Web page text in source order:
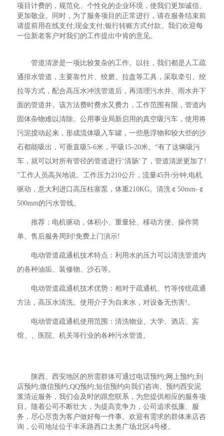
项目计费的，规范化、个性化的企业环境，使我们更加诚信、
更加敬业。同时，为了服务项目的正常进行，请在服务结束前
请提前用在线支付;现金支付;银行转账方式付款。我们欢迎每
一位新老客户对我们的工作提出中肯的意见。
管道清淤是一项比较复杂的工作。以往，我们都是人工疏
通排水管道，主要靠竹片、绞磨、拉盘等工具，采取牵引、绞
拉等方式，配合高压水冲洗管道后，再清理污水井、雨水井下
面的管道井。该方法费时费水又费力，工作范围有限，管道内
固体杂物难以清除。公用事业局新启用的真空吸污车，使用将
污泥搅动起来，形成流体吸入车罐，一些悬浮物和较大些的沙
石都能吸出，可垂直吸5-6米，平吸15-20米。“有了这辆吸污
车，就可以对所有管径的管道进行‘清肠’了，管道清淤更加了!
”工作人员高兴地说。工作压力210公斤，流量45升/分钟;电机
驱动，意大利进口高压柱塞泵，体重210KG。清洗￠50mm-￠
500mm的污水管线。
推荐：电机驱动，体积小、重量轻、移动方便、操作简
单、售后服务周到!免费上门演示!
电动管道疏通机技术特点：利用水的压力可以清洗管道内
的各种油垢、装修物、沙石等。
电动管道疏通机技术优势：相对于疏通机、竹等传统疏通
方法，高压水清洗。使用介子为自来水，对设备无伤害!。
电动管道疏通机使用范围：清洗物业、大学、酒店、宾
馆、、医院、机关等行业的各种污水管道。
陕西、西安地区的所需群体可通过电话预约;网上预约;到
店预约;微信预约;QQ预约;短信预约向我们咨询、预约西安泥
浆清运服务，我们会及时的跟您联系，为您提供相应的服务项
目。随着公司不断壮大，为提高竞争力，公司追求低廉、服
务，尽心尽责为客户做好每一件事。欢迎有需求的群体来店咨
询，公司地址位于丰禾路西口太奥广场北区4号楼。